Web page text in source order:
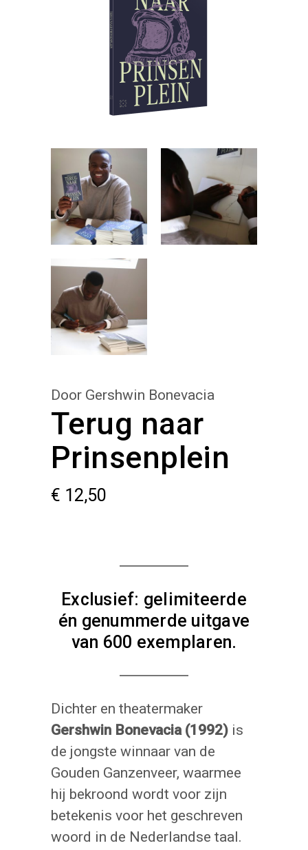
Door Gershwin Bonevacia
Terug naar
Prinsenplein
€ 12,50
Exclusief: gelimiteerde
én genummerde uitgave
van 600 exemplaren.
Dichter en theatermaker
Gershwin Bonevacia (1992) is
de jongste winnaar van de
Gouden Ganzenveer, waarmee
hij bekroond wordt voor zijn
betekenis voor het geschreven
woord in de Nederlandse taal.